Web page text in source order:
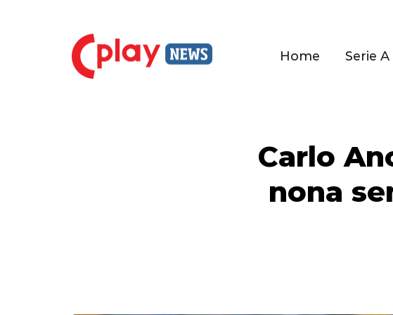
Home Serie A
Carlo
nona